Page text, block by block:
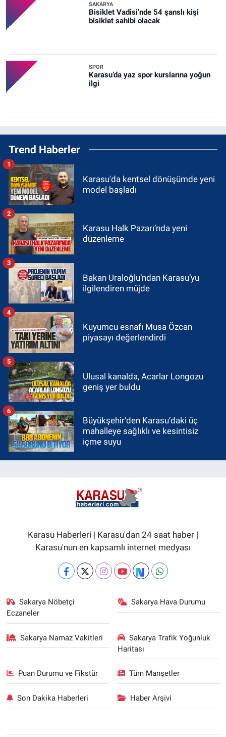
SAKARYA
Bisiklet Vadisi’nde 54 şanslı kişi
bisiklet sahibi olacak
SPOR
Karasu’da yaz spor kurslarına yoğun
ilgi
Trend Haberler
Karasu'da kentsel dönüşümde yeni
model başladı
1
Karasu Halk Pazarı’nda yeni
düzenleme
2
Bakan Uraloğlu’ndan Karasu’yu
ilgilendiren müjde
3
Kuyumcu esnafı Musa Özcan
piyasayı değerlendirdi
4
Ulusal kanalda, Acarlar Longozu
geniş yer buldu
5
Büyükşehir’den Karasu’daki üç
mahalleye sağlıklı ve kesintisiz
içme suyu
6
Karasu Haberleri | Karasu'dan 24 saat haber |
Karasu'nun en kapsamlı internet medyası
Sakarya Nöbetçi
Eczaneler
Sakarya Hava Durumu
Sakarya Namaz Vakitleri
Sakarya Trafik Yoğunluk
Haritası
Puan Durumu ve Fikstür Tüm Manşetler
Son Dakika Haberleri Haber Arşivi